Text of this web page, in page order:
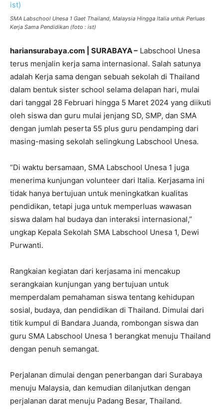
SMA Labschool Unesa 1 Gaet Thailand, Malaysia Hingga Italia untuk Perluas
Kerja Sama Pendidikan (foto : ist)
hariansurabaya.com | SURABAYA – Labschool Unesa
terus menjalin kerja sama internasional. Salah satunya
adalah Kerja sama dengan sebuah sekolah di Thailand
dalam bentuk sister school selama delapan hari, mulai
dari tanggal 28 Februari hingga 5 Maret 2024 yang diikuti
oleh siswa dan guru mulai jenjang SD, SMP, dan SMA
dengan jumlah peserta 55 plus guru pendamping dari
masing-masing sekolah selingkung Labschool Unesa.
“Di waktu bersamaan, SMA Labschool Unesa 1 juga
menerima kunjungan volunteer dari Italia. Kerjasama ini
tidak hanya bertujuan untuk meningkatkan kualitas
pendidikan, tetapi juga untuk memperluas wawasan
siswa dalam hal budaya dan interaksi internasional,”
ungkap Kepala Sekolah SMA Labschool Unesa 1, Dewi
Purwanti.
Rangkaian kegiatan dari kerjasama ini mencakup
serangkaian kunjungan yang bertujuan untuk
memperdalam pemahaman siswa tentang kehidupan
sosial, budaya, dan pendidikan di Thailand. Dimulai dari
titik kumpul di Bandara Juanda, rombongan siswa dan
guru SMA Labschool Unesa 1 berangkat menuju Thailand
dengan penuh semangat.
Perjalanan dimulai dengan penerbangan dari Surabaya
menuju Malaysia, dan kemudian dilanjutkan dengan
perjalanan darat menuju Padang Besar, Thailand.